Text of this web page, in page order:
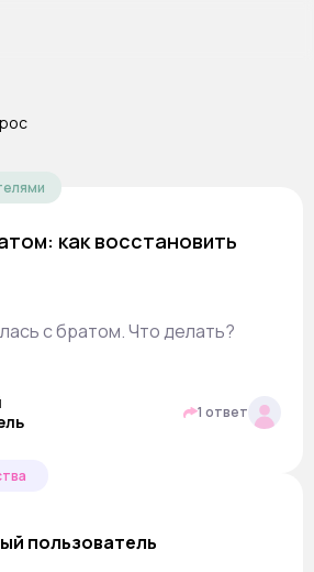
как восстановить
с братом. Что делать?
1 ответ
пользователь